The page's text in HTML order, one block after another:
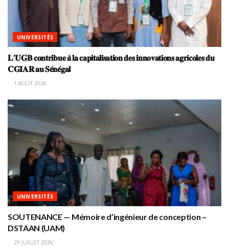
UNIVERSITÉS
𝐋’𝐔𝐆𝐁 𝐜𝐨𝐧𝐭𝐫𝐢𝐛𝐮𝐞 𝐚̀ 𝐥𝐚 𝐜𝐚𝐩𝐢𝐭𝐚𝐥𝐢𝐬𝐚𝐭𝐢𝐨𝐧 𝐝𝐞𝐬 𝐢𝐧𝐧𝐨𝐯𝐚𝐭𝐢𝐨𝐧𝐬 𝐚𝐠𝐫𝐢𝐜𝐨𝐥𝐞𝐬 𝐝𝐮
𝐂𝐆𝐈𝐀𝐑 𝐚𝐮 𝐒𝐞́𝐧𝐞́𝐠𝐚𝐥
1 AOÛT 2026
UNIVERSITÉS
SOUTENANCE — Mémoire d’ingénieur de conception –
DSTAAN (UAM)
29 JUILLET 2026